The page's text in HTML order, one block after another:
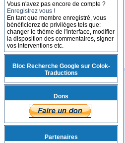
Vous n'avez pas encore de compte ?
Enregistrez vous !
En tant que membre enregistré, vous
bénéficierez de privilèges tels que:
changer le thème de l'interface, modifier
la disposition des commentaires, signer
vos interventions etc.
Bloc Recherche Google sur Colok-
Traductions
Dons
Partenaires